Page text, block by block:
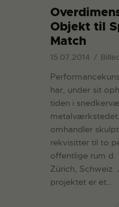
Objekt til
Match
15.07.2014
har, under sit
tiden i
omhandler
rekvisitter til to
offentlige rum d.
Zürich, Schweiz.
projektet er et…